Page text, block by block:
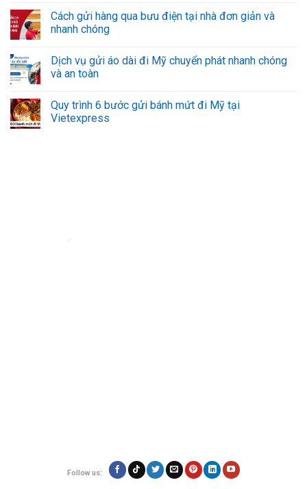
Cách gửi hàng qua bưu điện tại nhà đơn giản và
nhanh chóng
Dịch vụ gửi áo dài đi Mỹ chuyển phát nhanh chóng
và an toàn
Quy trình 6 bước gửi bánh mứt đi Mỹ tại
Vietexpress
Follow us: